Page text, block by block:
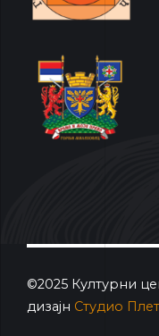
©2025 Културни
дизајн Студио